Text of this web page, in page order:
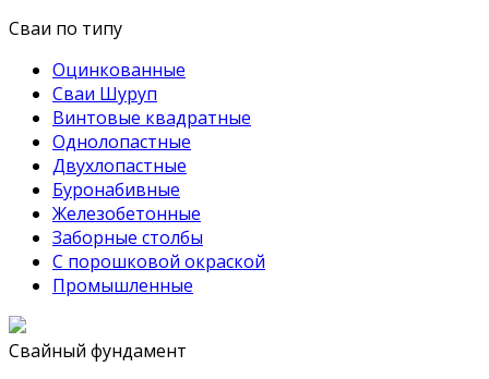
Сваи по типу
Оцинкованные
Сваи Шуруп
Винтовые квадратные
Однолопастные
Двухлопастные
Буронабивные
Железобетонные
Заборные столбы
С порошковой окраской
Промышленные
Свайный фундамент